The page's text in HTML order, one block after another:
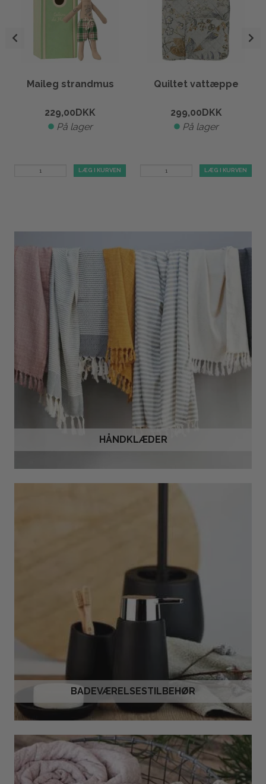
Maileg strandmus
229,00 DKK
På lager
LÆG I KURVEN
Quiltet vattæppe
299,00 DKK
På lager
LÆG I KURVEN
HÅNDKLÆDER
BADEVÆRELSESTILBEHØR